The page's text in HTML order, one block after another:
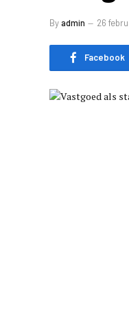
Byadmin 26
Facebook